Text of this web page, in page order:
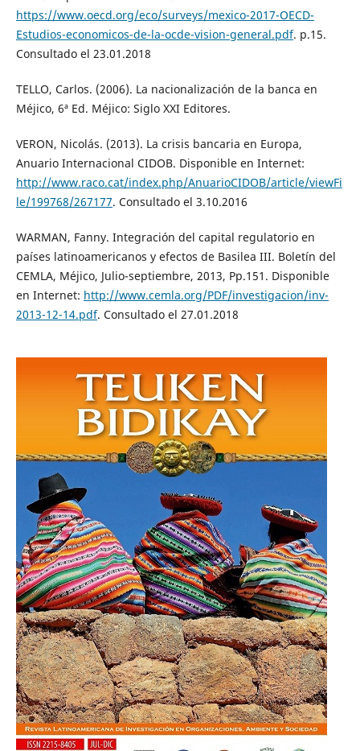
https://www.oecd.org/eco/surveys/mexico-2017-OECD-
Estudios-economicos-de-la-ocde-vision-general.pdf. p.15.
Consultado el 23.01.2018
TELLO, Carlos. (2006). La nacionalización de la banca en
Méjico, 6ª Ed. Méjico: Siglo XXI Editores.
VERON, Nicolás. (2013). La crisis bancaria en Europa,
Anuario Internacional CIDOB. Disponible en Internet:
http://www.raco.cat/index.php/AnuarioCIDOB/article/viewFi
le/199768/267177. Consultado el 3.10.2016
WARMAN, Fanny. Integración del capital regulatorio en
países latinoamericanos y efectos de Basilea III. Boletín del
CEMLA, Méjico, Julio-septiembre, 2013, Pp.151. Disponible
en Internet: http://www.cemla.org/PDF/investigacion/inv-
2013-12-14.pdf. Consultado el 27.01.2018